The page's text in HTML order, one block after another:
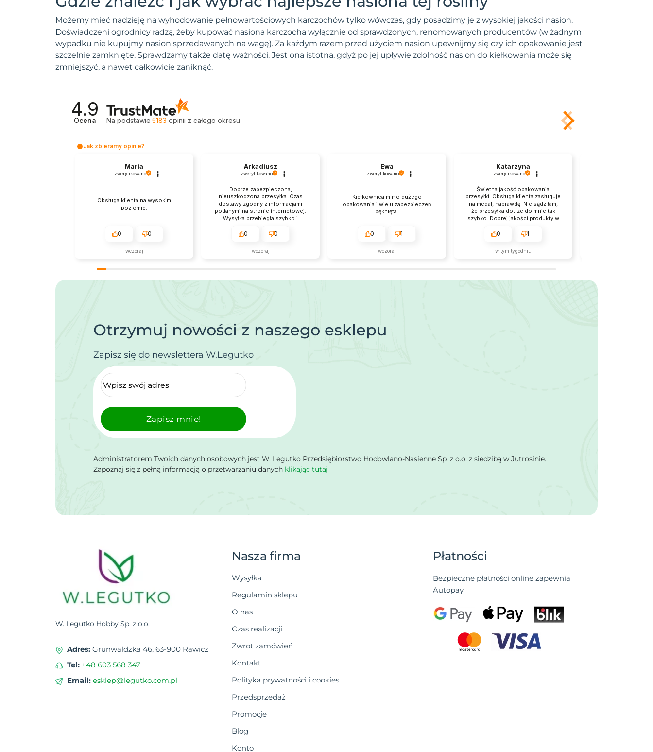
Szczypiorek
Szparag
Szpinak
Truskawka
Możemy mieć nadzieję na wyhodowanie pełnowartościowych karczochów tylko wówczas, gdy posadzimy je z wysokiej jakości nasion.
Doświadczeni ogrodnicy radzą, żeby kupować nasiona karczocha wyłącznie od sprawdzonych, renomowanych producentów (w żadnym
wypadku nie kupujmy nasion sprzedawanych na wagę). Za każdym razem przed użyciem nasion upewnijmy się czy ich opakowanie jest
szczelnie zamknięte. Sprawdzamy także datę ważności. Jest ona istotna, gdyż po jej upływie zdolność nasion do kiełkowania może się
zmniejszyć, a nawet całkowicie zaniknąć.
4.9
Ocena Na podstawie 5183 opinii z całego okresu
Jak zbieramy opinie?
Maria
zweryfikowano
Obsługa klienta na wysokim
poziomie.
0 0
wczoraj
Arkadiusz
zweryfikowano
Dobrze zabezpieczona,
nieuszkodzona przesyłka. Czas
dostawy zgodny z informacjami
podanymi na stronie internetowej.
Wysyłka przebiegła szybko i
sprawnie. 👍️
0 0
wczoraj
Ewa
zweryfikowano
Kiełkownica mimo dużego
opakowania i wielu zabezpieczeń
pęknięta.
0 1
wczoraj
Katarzyna
zweryfikowano
Świetna jakość opakowania
przesyłki. Obsługa klienta zasługuje
na medal, naprawdę. Nie sądziłam,
że przesyłka dotrze do mnie tak
szybko. Dobrej jakości produkty w
0 1
w tym tygodniu
Otrzymuj nowości z naszego esklepu
Zapisz się do newslettera W.Legutko
Zapisz mnie!
Administratorem Twoich danych osobowych jest W. Legutko Przedsiębiorstwo Hodowlano-Nasienne Sp. z o.o. z siedzibą w Jutrosinie.
Zapoznaj się z pełną informacją o przetwarzaniu danych klikając tutaj
W. Legutko Hobby Sp. z o.o.
Adres: Grunwaldzka 46, 63-900 Rawicz
Tel: +48 603 568 347
Email: esklep@legutko.com.pl
Nasza firma
Wysyłka
Regulamin sklepu
O nas
Czas realizacji
Zwrot zamówień
Kontakt
Polityka prywatności i cookies
Przedsprzedaż
Promocje
Blog
Konto
Płatności
Bezpieczne płatności online zapewnia
Autopay